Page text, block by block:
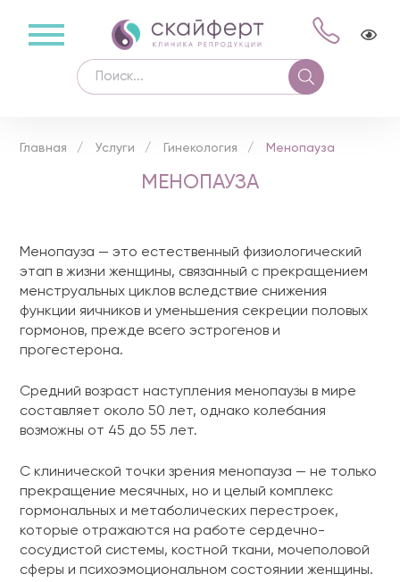
Главная Услуги Гинекология Менопауза
МЕНОПАУЗА
Менопауза — это естественный физиологический
этап в жизни женщины, связанный с прекращением
менструальных циклов вследствие снижения
функции яичников и уменьшения секреции половых
гормонов, прежде всего эстрогенов и
прогестерона.
Средний возраст наступления менопаузы в мире
составляет около 50 лет, однако колебания
возможны от 45 до 55 лет.
С клинической точки зрения менопауза — не только
прекращение месячных, но и целый комплекс
гормональных и метаболических перестроек,
которые отражаются на работе сердечно-
сосудистой системы, костной ткани, мочеполовой
сферы и психоэмоциональном состоянии женщины.